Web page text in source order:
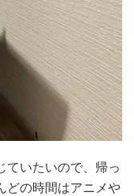
ていたいので、帰っ
どの時間はアニメや